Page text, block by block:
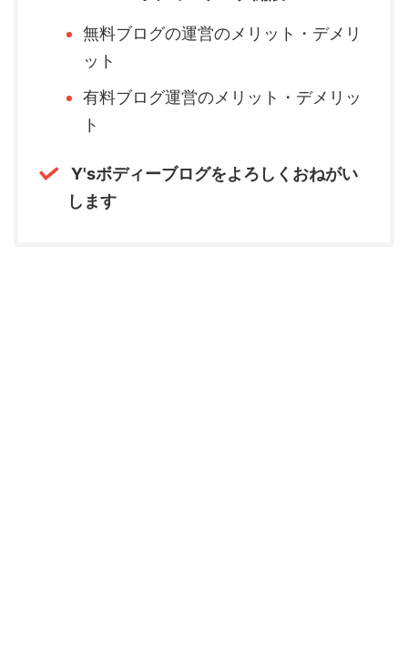
無料ブログの運営のメリット・デメリ
ット
有料ブログ運営のメリット・デメリッ
ト
Y'sボディーブログをよろしくおねがい
します